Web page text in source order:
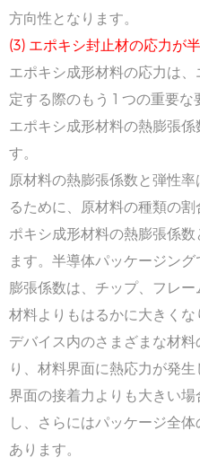
方向性となります。
(3) エポキシ封止材の応力が
エポキシ成形材料の応力は
定する際のもう 1 つの重要
エポキシ成形材料の熱膨張
す。
原材料の熱膨張係数と弾性
るために、原材料の種類の
ポキシ成形材料の熱膨張係
ます。半導体パッケージン
膨張係数は、チップ、フレ
材料よりもはるかに大きくな
デバイス内のさまざまな材
り、材料界面に熱応力が発
界面の接着力よりも大きい
し、さらにはパッケージ全
あります。